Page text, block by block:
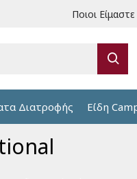
Ποιοι Είμαστε
Διατροφής Είδη